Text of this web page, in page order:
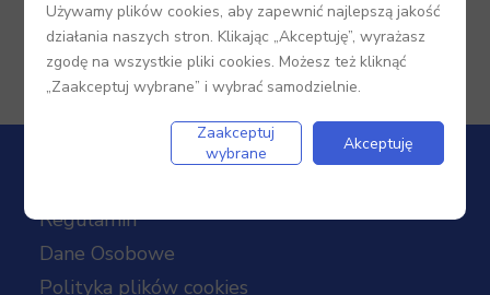
Regulamin
Dane Osobowe
Polityka plików cookies
Używamy plików cookies, aby zapewnić najlepszą jakość
działania naszych stron. Klikając „Akceptuję”, wyrażasz
zgodę na wszystkie pliki cookies. Możesz też kliknąć
„Zaakceptuj wybrane” i wybrać samodzielnie.
Zaakceptuj
wybrane
Akceptuję